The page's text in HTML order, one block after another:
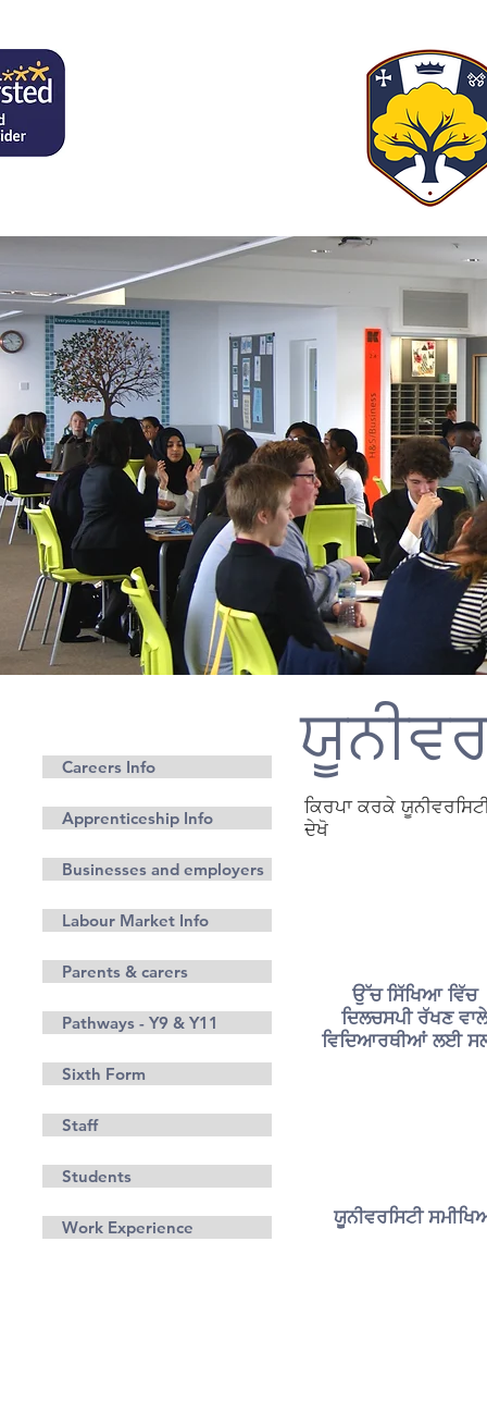
Careers Info
Apprenticeship Info
Businesses and employers
Labour Market Info
Parents & carers
Pathways - Y9 & Y11
Sixth Form
Staff
Students
Work Experience
ਕਿਰਪਾ ਕਰਕੇ
ਦੇਖੋ
ਉੱਚ ਸਿੱਖਿਆ ਵਿੱਚ
ਦਿਲਚਸਪੀ ਰੱਖਣ ਵਾਲੇ
ਵਿਦਿਆਰਥੀਆਂ ਲਈ
ਯੂਨੀਵਰਸਿਟੀ